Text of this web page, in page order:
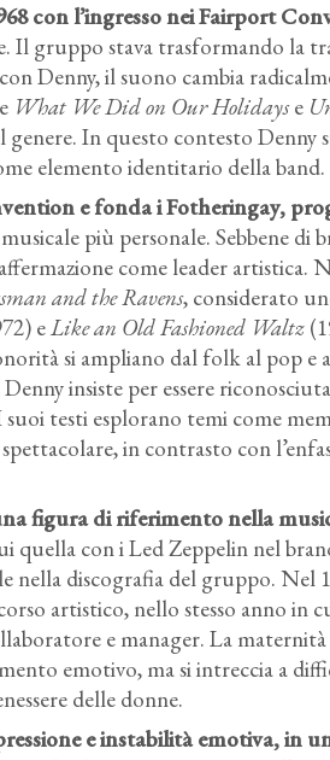
con l’ingresso nei Fairport
Il gruppo stava trasformando la
Denny, il suono cambia
What We Did on Our Holidayse
In questo contesto
elemento identitario della band.
e fonda i Fotheringay,
più personale. Sebbene di
come leader artistica.
and the Ravens, considerato
eLike an Old Fashioned Waltz
si ampliano dal folk al pop e
insiste per essere
testi esplorano temi come
in contrasto con
figura di riferimento nella
quella con i Led Zeppelin nel
nella discografia del gruppo. Nel
artistico, nello stesso anno in
e manager. La
emotivo, ma si intreccia a
delle donne.
e instabilità emotiva, in